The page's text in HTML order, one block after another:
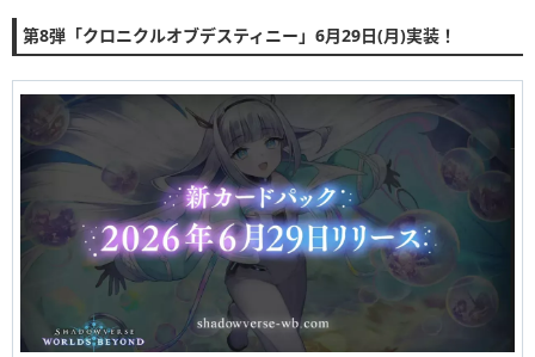
第8弾「クロニクルオブデスティニー」6月29日(月)実装！